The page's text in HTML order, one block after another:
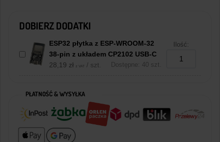
DOBIERZ DODATKI
ESP32 płytka z ESP-WROOM-32
38-pin z układem CP2102 USB-C
28,19 zł z VAT / szt. Dostępne: 40 szt.
Ilość:
PŁATNOŚĆ & WYSYŁKA